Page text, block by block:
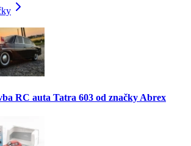
RC auta Tatra 603 od značky Abrex